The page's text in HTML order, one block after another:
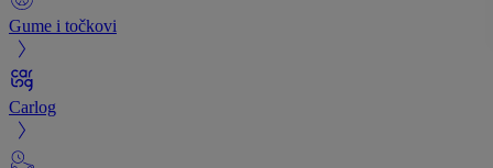
Gume i točkovi
Carlog